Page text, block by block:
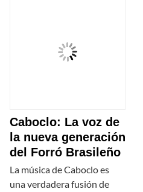
Caboclo: La voz de
la nueva generación
del Forró Brasileño
La música de Caboclo es
una verdadera fusión de